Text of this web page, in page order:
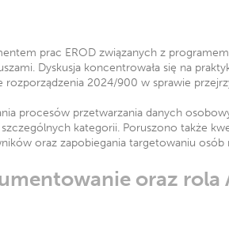
prac EROD związanych z
Dyskusja koncentrowała się na
rozporządzenia 2024/900 w sprawie
procesów przetwarzania danych
kategorii. Poruszono także
oraz zapobiegania targetowaniu osób
oraz rola